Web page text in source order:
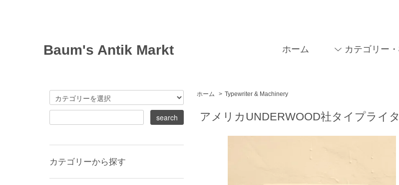
ホーム カテゴリー
Baum's Antik Markt
ホーム > Typewriter & Machinery
アメリカUNDERWOOD社タイプライ
カテゴリーから探す